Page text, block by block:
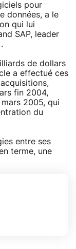
pour
données, a le
qui lui
SAP, leader
de dollars
a effectué ces
fin 2004,
2005, qui
du
entre ses
terme, une